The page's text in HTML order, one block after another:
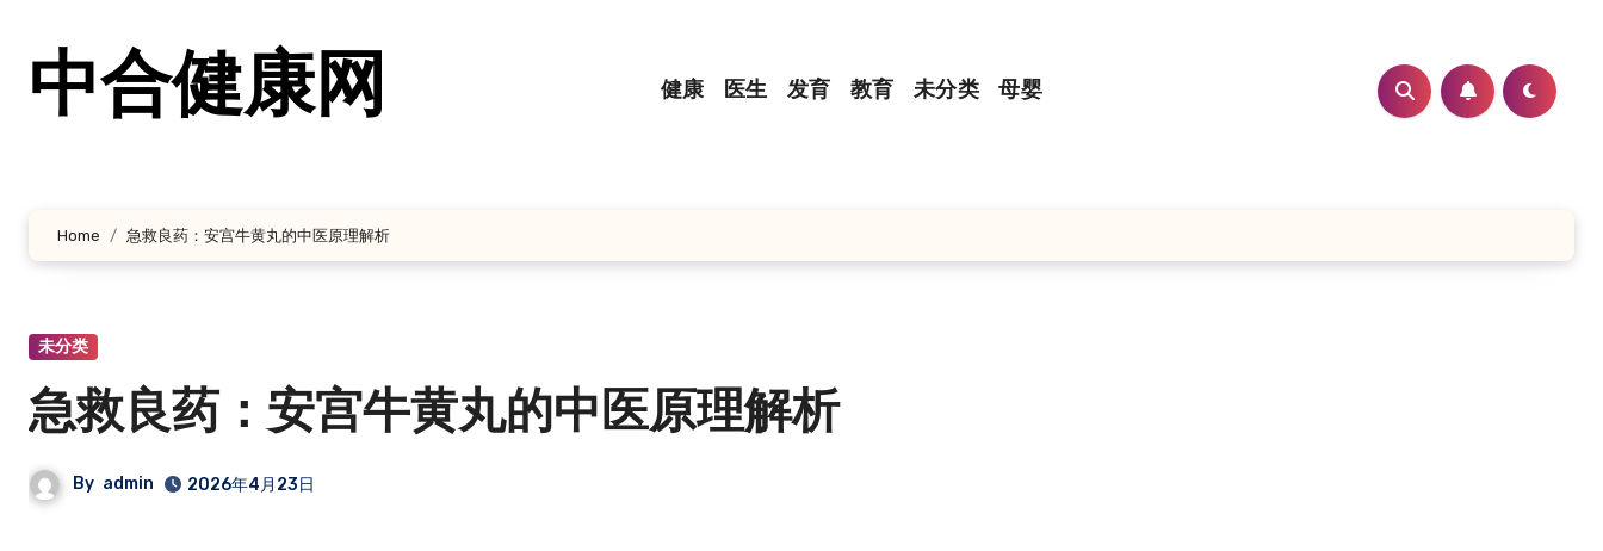
中合健康网 健康 医生 发育 教育 未分类 母婴
Home 急救良药：安宫牛黄丸的中医原理解析
未分类
急救良药：安宫牛黄丸的中医原理解析
By admin 2026年4月23日